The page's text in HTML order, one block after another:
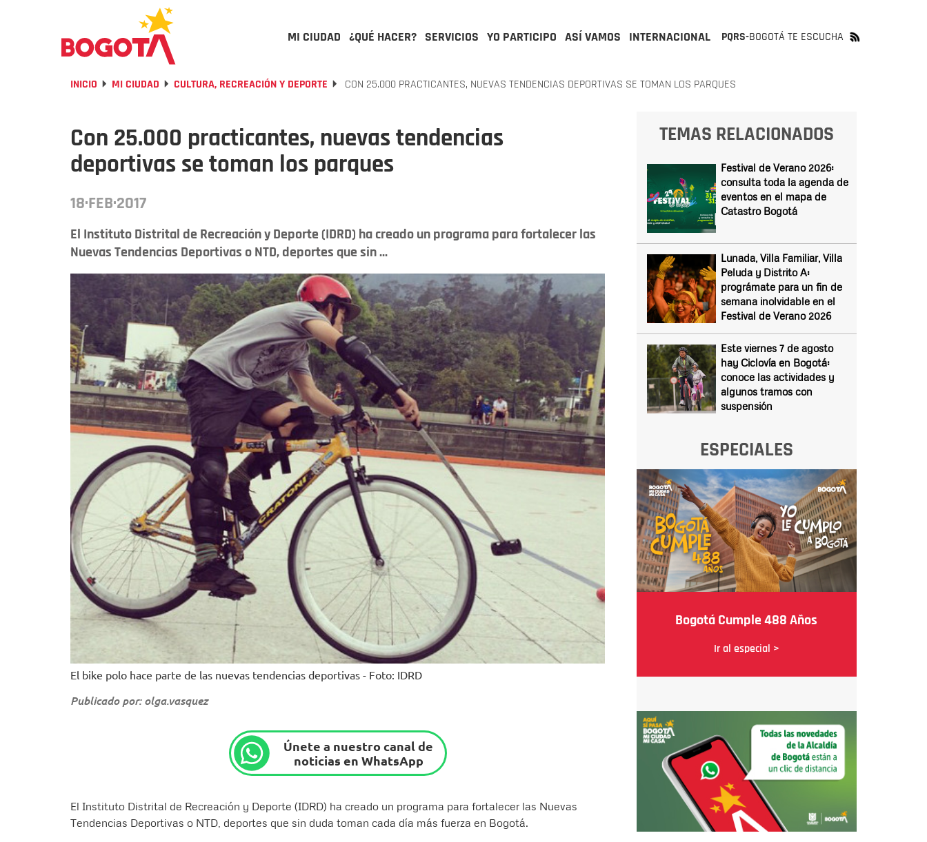
MI CIUDAD ¿QUÉ HACER? SERVICIOS YO PARTICIPO ASÍ VAMOS INTERNACIONAL PQRS-BOGOTÁ TE ESCUCHA
INICIO MI CIUDAD CULTURA, RECREACIÓN Y DEPORTE CON 25.000 PRACTICANTES, NUEVAS TENDENCIAS DEPORTIVAS SE TOMAN LOS PARQUES
Con 25.000 practicantes, nuevas tendencias
deportivas se toman los parques
18·FEB·2017
El Instituto Distrital de Recreación y Deporte (IDRD) ha creado un programa para fortalecer las
Nuevas Tendencias Deportivas o NTD, deportes que sin ...
El bike polo hace parte de las nuevas tendencias deportivas - Foto: IDRD
Publicado por: olga.vasquez
Únete a nuestro canal de
noticias en WhatsApp
El Instituto Distrital de Recreación y Deporte (IDRD) ha creado un programa para fortalecer las Nuevas
Tendencias Deportivas o NTD, deportes que sin duda toman cada día más fuerza en Bogotá.
TEMAS RELACIONADOS
Festival de Verano 2026:
consulta toda la agenda de
eventos en el mapa de
Catastro Bogotá
Lunada, Villa Familiar, Villa
Peluda y Distrito A:
prográmate para un fin de
semana inolvidable en el
Festival de Verano 2026
Este viernes 7 de agosto
hay Ciclovía en Bogotá:
conoce las actividades y
algunos tramos con
suspensión
ESPECIALES
Bogotá Cumple 488 Años
Ir al especial >